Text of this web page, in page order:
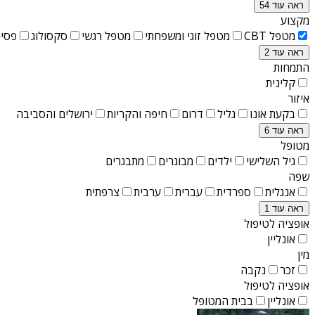
ראה עוד 54
מקצוע
מטפל CBT
מטפל זוגי ומשפחתי מטפל רגשי סקסולוג
ראה עוד 2
התמחות
קלינית
איזור
בקעת אונו
גליל דרום חיפה והקריות ירושלים והסביבה
ראה עוד 6
מטופל
גיל השלישי
ילדים מבוגרים
מתבגרים
שפה
אנגלית
ספרדית עברית ערבית צרפתית
ראה עוד 1
אופציה לטיפול
אונליין
מין
זכר
נקבה
אופציה לטיפול
אונליין
בבית המטופל